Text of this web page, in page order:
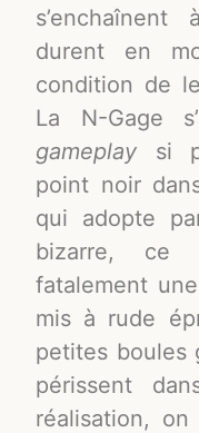
durent en
condition de
La N-Gage
gameplay si
point noir
qui adopte
bizarre, ce
fatalement
mis à rude
petites boules
périssent
réalisation,